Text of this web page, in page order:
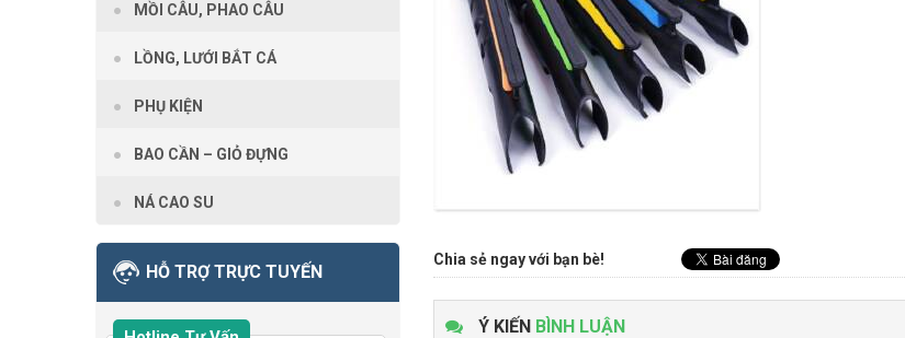
Chia sẻ ngay với bạn bè!
Ý KIẾN BÌNH LUẬN
MỒI CÂU, PHAO CÂU
LỒNG, LƯỚI BẮT CÁ
PHỤ KIỆN
BAO CẦN – GIỎ ĐỰNG
NÁ CAO SU
HỖ TRỢ TRỰC TUYẾN